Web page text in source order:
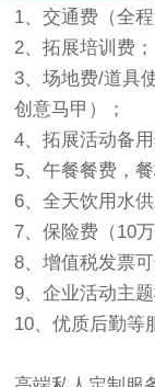
1、交通费（全
2、拓展培训费；
3、场地费/道具
创意马甲）；
4、拓展活动备用
5、午餐餐费，
6、全天饮用水
7、保险费（10
8、增值税发票可
9、企业活动主
10、优质后勤等